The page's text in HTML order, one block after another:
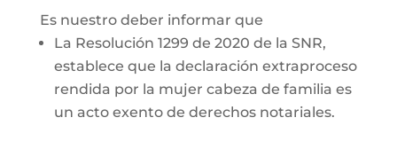
Es nuestro deber informar que
La Resolución 1299 de 2020 de la SNR,
establece que la declaración extraproceso
rendida por la mujer cabeza de familia es
un acto exento de derechos notariales.